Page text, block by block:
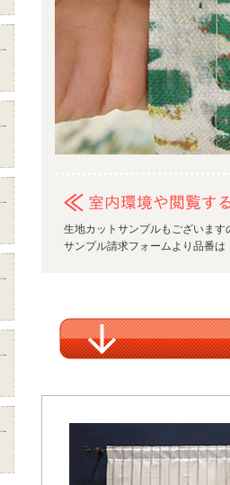
生地カットサンプルもございます
サンプル請求フォームより品番は